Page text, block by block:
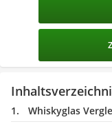
Whiskyglas